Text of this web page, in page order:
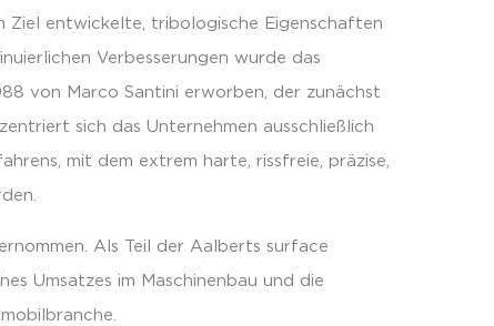
Ziel entwickelte, tribologische Eigenschaften
Verbesserungen wurde das
von Marco Santini erworben, der zunächst
sich das Unternehmen ausschließlich
mit dem extrem harte, rissfreie, präzise,
Als Teil der Aalberts surface
Umsatzes im Maschinenbau und die